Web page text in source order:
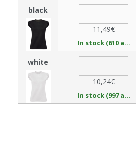
black
11,49€
In stock (610 available)
white
10,24€
In stock (997 available)